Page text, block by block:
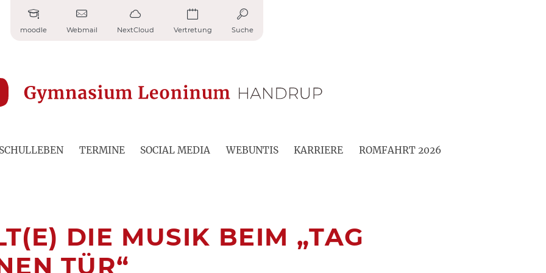
moodle Webmail NextCloud Vertretung Suche
SCHULLEBEN TERMINE SOCIAL MEDIA WEBUNTIS KARRIERE ROMFAHRT 2026
DIE MUSIK BEIM „TAG
TÜR“